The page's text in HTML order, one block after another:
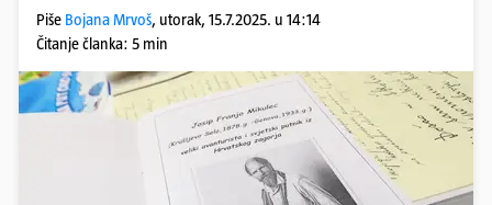
Piše Bojana Mrvoš, utorak, 15.7.2025. u 14:14
Čitanje članka: 5 min